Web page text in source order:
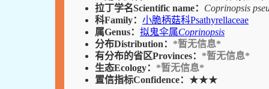
拉丁学名Scientific name： Coprinopsis
科Family： 小脆柄菇科Psathyrellaceae
属Genus： 拟鬼伞属Coprinopsis
分布Distribution： *暂无信息*
有分布的省区Provinces： *暂无信息*
生态Ecology： *暂无信息*
置信指标Confidence： ★★★